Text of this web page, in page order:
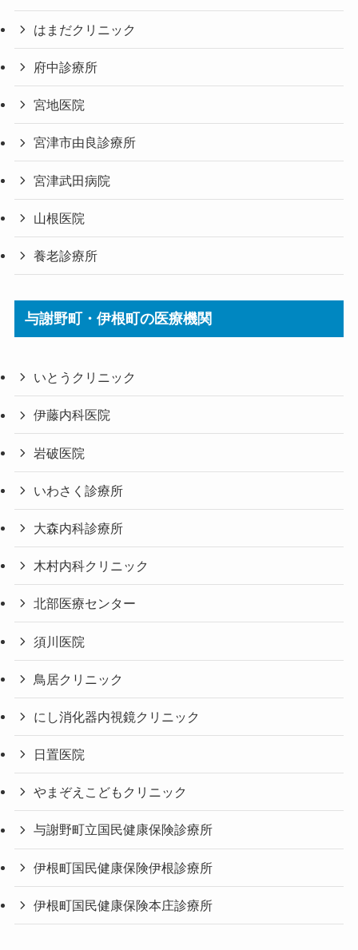
はまだクリニック
府中診療所
宮地医院
宮津市由良診療所
宮津武田病院
山根医院
養老診療所
与謝野町・伊根町の医療機関
いとうクリニック
伊藤内科医院
岩破医院
いわさく診療所
大森内科診療所
木村内科クリニック
北部医療センター
須川医院
鳥居クリニック
にし消化器内視鏡クリニック
日置医院
やまぞえこどもクリニック
与謝野町立国民健康保険診療所
伊根町国民健康保険伊根診療所
伊根町国民健康保険本庄診療所